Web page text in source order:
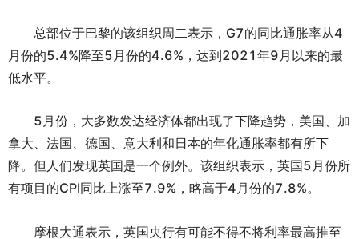
总部位于巴黎的该组织周二表示，G7的同比通胀率从4
月份的5.4%降至5月份的4.6%，达到2021年9月以来的最
低水平。
5月份，大多数发达经济体都出现了下降趋势，美国、加
拿大、法国、德国、意大利和日本的年化通胀率都有所下
降。但人们发现英国是一个例外。该组织表示，英国5月份所
有项目的CPI同比上涨至7.9%，略高于4月份的7.8%。
摩根大通表示，英国央行有可能不得不将利率最高推至